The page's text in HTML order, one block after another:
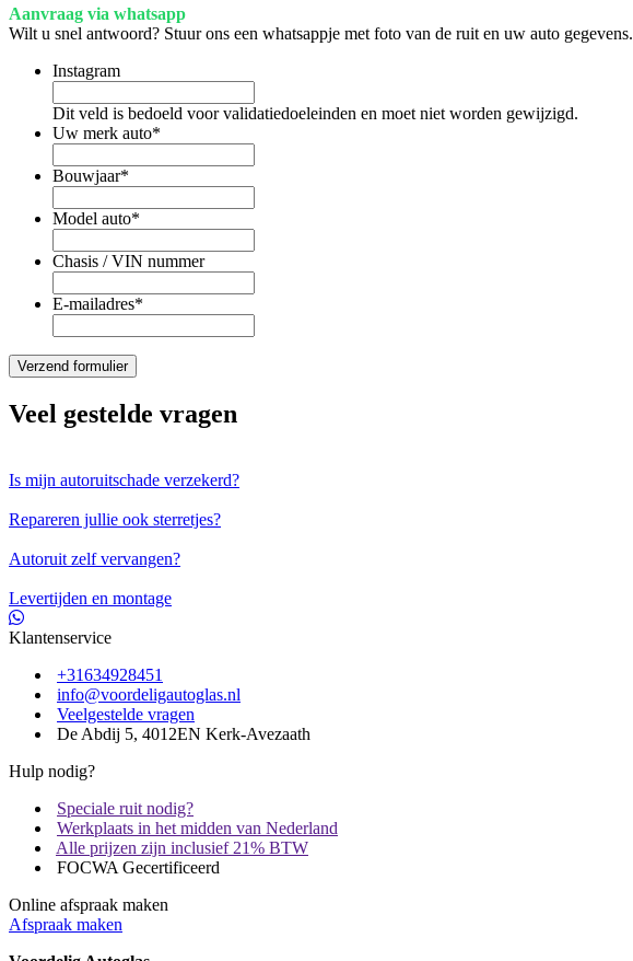
Aanvraag via whatsapp
Wilt u snel antwoord? Stuur ons een whatsappje met foto van de ruit en uw auto gegevens.
Instagram
Dit veld is bedoeld voor validatiedoeleinden en moet niet worden gewijzigd.
Uw merk auto*
Bouwjaar*
Model auto*
Chasis / VIN nummer
E-mailadres*
Veel gestelde vragen
Is mijn autoruitschade verzekerd?
Repareren jullie ook sterretjes?
Autoruit zelf vervangen?
Levertijden en montage
Klantenservice
+31634928451
info@voordeligautoglas.nl
Veelgestelde vragen
De Abdij 5, 4012EN Kerk-Avezaath
Hulp nodig?
Speciale ruit nodig?
Werkplaats in het midden van Nederland
Alle prijzen zijn inclusief 21% BTW
FOCWA Gecertificeerd
Online afspraak maken
Afspraak maken